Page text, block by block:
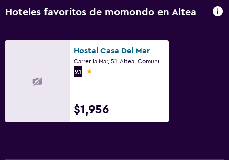
Hoteles favoritos de momondo en Altea
Hostal Casa Del Mar
9.1
1 estrella
$1,956